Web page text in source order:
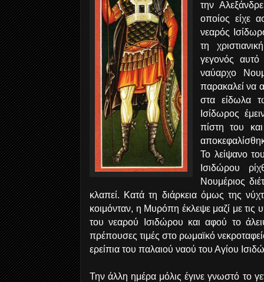
την
οποίος είχε
νεαρός
τη
γεγονός αυτό
ναύαρχο
παρακαλεί να
στα είδωλα
Ισίδωρος
πίστη του
Το λείψανο
Ισιδώρου
Νουμέριος
κλαπεί. Κατά τη διάρκεια όμως της
κοιμόνταν, η Μυρόπη έκλεψε μαζί με τις
του νεαρού Ισιδώρου και αφού το
πρέπουσες τιμές στο ρωμαϊκό
ερείπια του παλαιού ναού του Αγίου
Την άλλη ημέρα μόλις έγινε γνωστό το